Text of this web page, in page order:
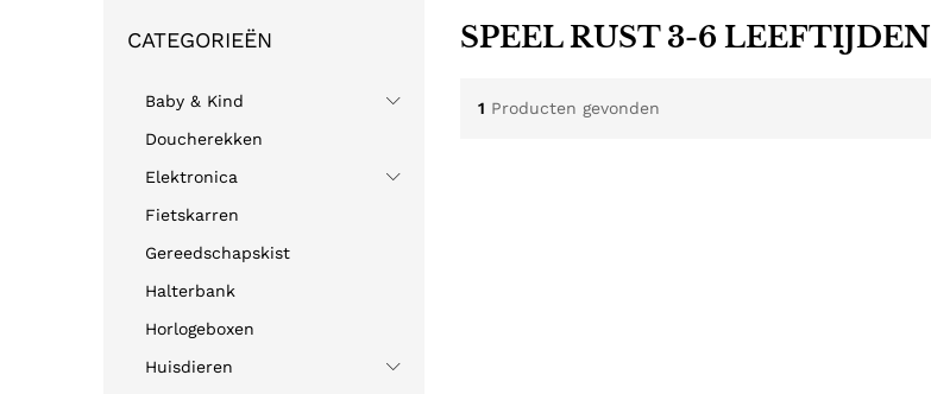
SPEEL RUST 3-6 LEEFTIJDEN
1 Producten gevonden
CATEGORIEËN
Baby & Kind
Doucherekken
Elektronica
Fietskarren
Gereedschapskist
Halterbank
Horlogeboxen
Huisdieren